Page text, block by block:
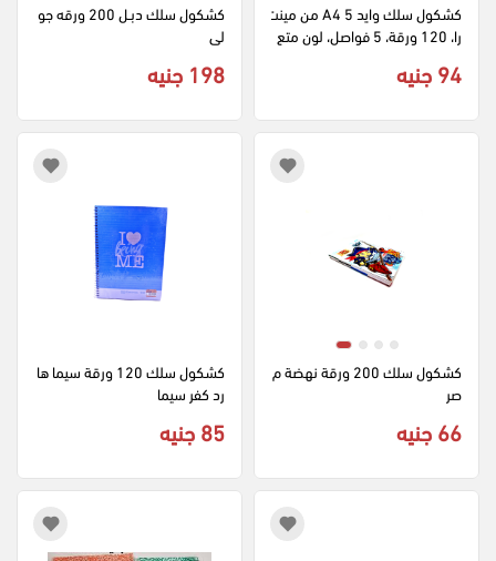
كشكول سلك وايد 5 A4 من مينت
را، 120 ورقة، 5 فواصل، لون متع
94 جنيه
كشكول سلك دبـل 200 ورقه جو
لى
198 جنيه
كشكول سلك 200 ورقة نهضة م
صر
66 جنيه
كشكول سلك 120 ورقة سيما ها
رد كفر سيما
85 جنيه